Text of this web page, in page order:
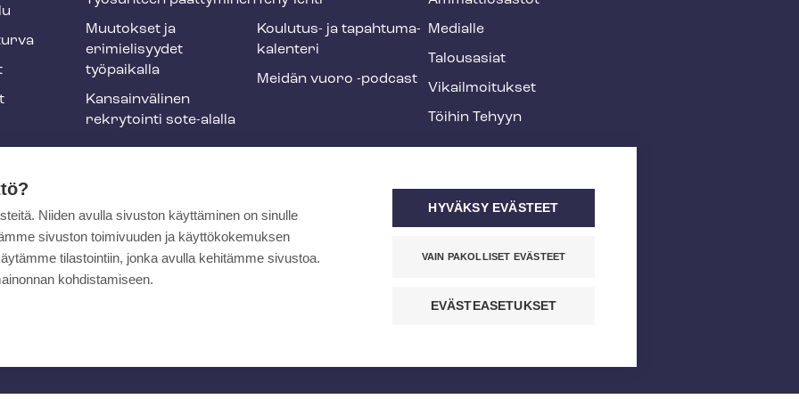
Muutokset ja
erimielisyydet
työpaikalla
Kansainvälinen
rekrytointi sote-alalla
Koulutus- ja ta­pah­tu­ma­
ka­len­te­ri
Meidän vuoro -podcast
Medialle
Talousasiat
Vi­kail­moi­tuk­set
Töihin Tehyyn
Niiden avulla sivuston käyttäminen on sinulle
sivuston toimivuuden ja käyttökokemuksen
tilastointiin, jonka avulla kehitämme sivustoa.
kohdistamiseen.
HYVÄKSY EVÄSTEET
VAIN PAKOLLISET EVÄSTEET
EVÄSTEASETUKSET